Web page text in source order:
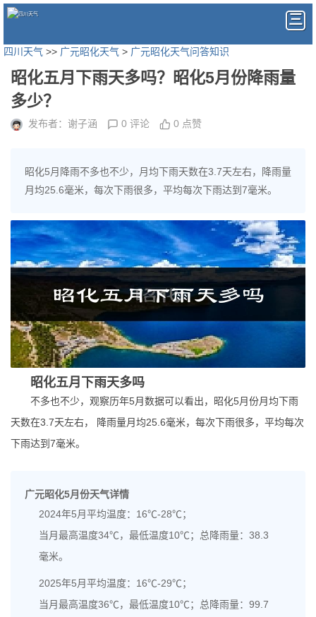
四川天气 >> 广元昭化天气 > 广元昭化天气问答知识
昭化五月下雨天多吗？昭化5月份降雨量
多少？
发布者：谢子涵 0 评论 0 点赞
昭化5月降雨不多也不少，月均下雨天数在3.7天左右，降雨量
月均25.6毫米，每次下雨很多，平均每次下雨达到7毫米。
昭化五月下雨天多吗
不多也不少，观察历年5月数据可以看出，昭化5月份月均下雨
天数在3.7天左右， 降雨量月均25.6毫米，每次下雨很多，平均每次
下雨达到7毫米。
广元昭化5月份天气详情
2024年5月平均温度：16℃-28℃；
当月最高温度34℃，最低温度10℃；总降雨量：38.3
毫米。
2025年5月平均温度：16℃-29℃；
当月最高温度36℃，最低温度10℃；总降雨量：99.7